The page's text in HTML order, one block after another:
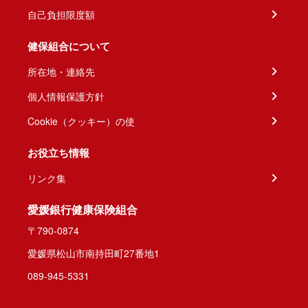
自己負担限度額
健保組合について
所在地・連絡先
個人情報保護方針
Cookie（クッキー）の使
お役立ち情報
リンク集
愛媛銀行健康保険組合
〒790-0874
愛媛県松山市南持田町27番地1
089-945-5331